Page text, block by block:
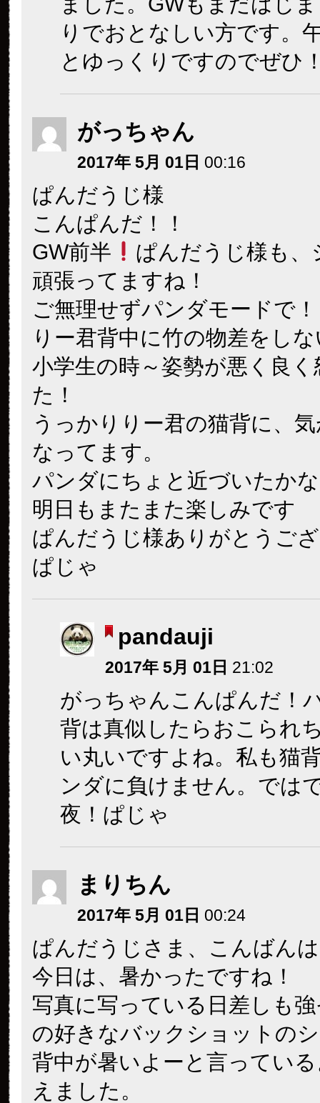
りでおとなしい方です。
とゆっくりですのでぜひ
がっちゃん
2017年 5月 01日 00:16
ぱんだうじ様
こんぱんだ！！
GW前半
ぱんだうじ様も、
頑張ってますね！
ご無理せずパンダモードで！
りー君背中に竹の物差をし
小学生の時～姿勢が悪く良
た！
うっかりりー君の猫背に、
なってます。
パンダにちょと近づいたか
明日もまたまた楽しみです
ぱんだうじ様ありがとうご
ぱじゃ
pandauji
2017年 5月 01日 21:02
がっちゃんこんぱんだ！
背は真似したらおこられ
い丸いですよね。私も猫
ンダに負けません。では
夜！ぱじゃ
まりちん
2017年 5月 01日 00:24
ぱんだうじさま、こんばん
今日は、暑かったですね！
写真に写っている日差しも
の好きなバックショットの
背中が暑いよーと言ってい
えました。